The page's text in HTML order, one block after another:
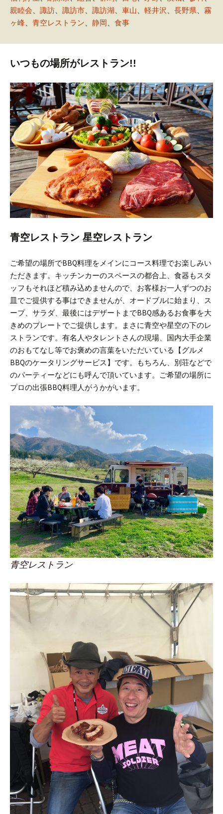
親睦会
諏訪 諏訪市 諏訪湖 車山 軽井沢 長野県
霧
ヶ峰
青空レストラン 静岡 食事
いつもの場所がレストラン!!
青空レストラン 星空レストラン
ご希望の場所でBBQ料理をメインにコース料理でお楽しみい
ただきます。 キッチンカーのスペースの都合上、食器もスタ
ッフもそれほど積み込めませんので、お客様お一人ずつのお
皿でご提供する事はできませんが、オードブルに始まり、ス
ープ、サラダ、最後にはデザートまでBBQ感あるお食事を大
きめのプレートでご提供します。
まさに青空や星空の下のレ
ストランです。 有名人やタレントさんの現場、国内大手企業
のおもてなし等でお褒めの言葉をいただいている【グルメ
BBQのケータリングサービス】です。
もちろん、別荘などで
のパーティーなどにも呼んで頂いています。
ご希望の場所に
プロの出張BBQ料理人がうかがいます。
青空レストラン